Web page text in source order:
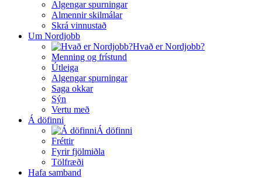
Algengar spurningar
Almennir skilmálar
Skrá vinnustað
Um Nordjobb
Hvað er Nordjobb?
Menning og frístund
Útleiga
Algengar spurningar
Saga okkar
Sýn
Vertu með
Á döfinni
Á döfinni
Fréttir
Fyrir fjölmiðla
Tölfræði
Hafa samband